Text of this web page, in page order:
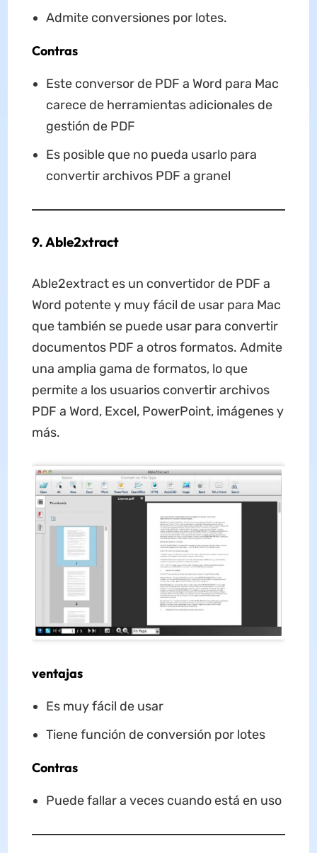
Admite conversiones por lotes.
Contras
Este conversor de PDF a Word para Mac
carece de herramientas adicionales de
gestión de PDF
Es posible que no pueda usarlo para
convertir archivos PDF a granel
9. Able2xtract
Able2extract es un convertidor de PDF a
Word potente y muy fácil de usar para Mac
que también se puede usar para convertir
documentos PDF a otros formatos. Admite
una amplia gama de formatos, lo que
permite a los usuarios convertir archivos
PDF a Word, Excel, PowerPoint, imágenes y
más.
ventajas
Es muy fácil de usar
Tiene función de conversión por lotes
Contras
Puede fallar a veces cuando está en uso